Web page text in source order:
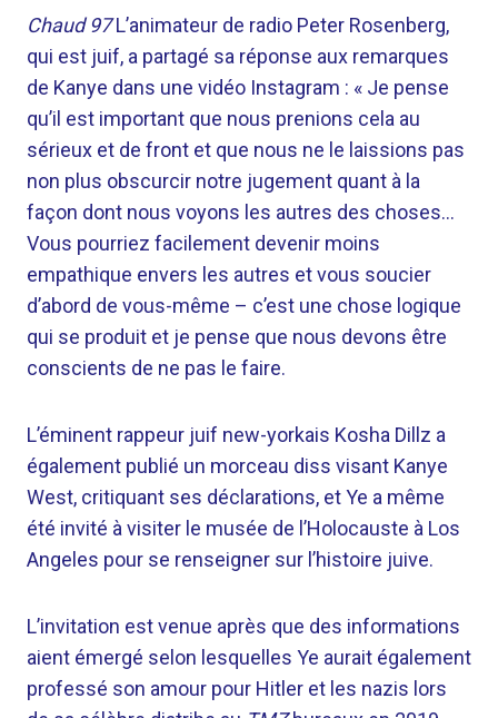
Chaud 97L’animateur de radio Peter Rosenberg,
qui est juif, a partagé sa réponse aux remarques
de Kanye dans une vidéo Instagram : « Je pense
qu’il est important que nous prenions cela au
sérieux et de front et que nous ne le laissions pas
non plus obscurcir notre jugement quant à la
façon dont nous voyons les autres des choses…
Vous pourriez facilement devenir moins
empathique envers les autres et vous soucier
d’abord de vous-même – c’est une chose logique
qui se produit et je pense que nous devons être
conscients de ne pas le faire.
L’éminent rappeur juif new-yorkais Kosha Dillz a
également publié un morceau diss visant Kanye
West, critiquant ses déclarations, et Ye a même
été invité à visiter le musée de l’Holocauste à Los
Angeles pour se renseigner sur l’histoire juive.
L’invitation est venue après que des informations
aient émergé selon lesquelles Ye aurait également
professé son amour pour Hitler et les nazis lors